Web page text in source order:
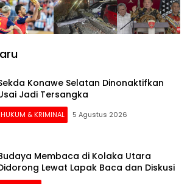
Konawe Selatan Dinonaktifkan
Jadi Tersangka
HUKUM & KRIMINAL 5 Agustus 2026
Membaca di Kolaka Utara
Lewat Lapak Baca dan Diskusi